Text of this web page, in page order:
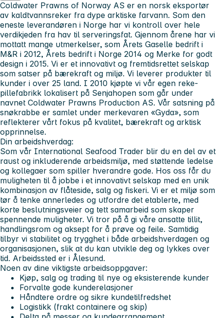
Coldwater Prawns of Norway AS er en norsk eksportør
av kaldtvannsreker fra dype arktiske farvann. Som den
eneste leverandøren i Norge har vi kontroll over hele
verdikjeden fra hav til serveringsfat. Gjennom årene har vi
mottatt mange utmerkelser, som Årets Gaselle bedrift i
M&R i 2012, Årets bedrift i Norge 2014 og Merke for godt
design i 2015. Vi er et innovativt og fremtidsrettet selskap
som satser på bærekraft og miljø. Vi leverer produkter til
kunder i over 25 land. I 2010 kjøpte vi vår egen reke-
pillefabrikk lokalisert på Senjahopen som går under
navnet Coldwater Prawns Production AS. Vår satsning på
snøkrabbe er samlet under merkevaren «Gyda», som
reflekterer vårt fokus på kvalitet, bærekraft og arktisk
opprinnelse.
Din arbeidshverdag:
Som vår International Seafood Trader blir du en del av et
raust og inkluderende arbeidsmiljø, med støttende ledelse
og kollegaer som spiller hverandre gode. Hos oss får du
muligheten til å jobbe i et innovativt selskap med en unik
kombinasjon av flåteside, salg og fiskeri. Vi er et miljø som
tør å tenke annerledes og utfordre det etablerte, med
korte beslutningsveier og tett samarbeid som skaper
spennende muligheter. Vi tror på å gi våre ansatte tillit,
handlingsrom og aksept for å prøve og feile. Samtidig
tilbyr vi stabilitet og trygghet i både arbeidshverdagen og
organisasjonen, slik at du kan utvikle deg og lykkes over
tid. Arbeidssted er i Ålesund.
Noen av dine viktigste arbeidsoppgaver:
Kjøp, salg og trading til nye og eksisterende kunder
Forvalte gode kunderelasjoner
Håndtere ordre og sikre kundetilfredshet
Logistikk (frakt containere og skip)